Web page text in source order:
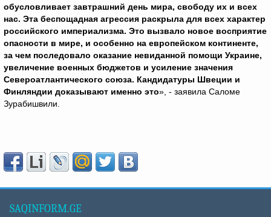
обусловливает завтрашний день мира, свободу их и всех
нас. Эта беспощадная агрессия раскрыла для всех характер
российского империализма. Это вызвало новое восприятие
опасности в мире, и особенно на европейском континенте,
за чем последовало оказание невиданной помощи Украине,
увеличение военных бюджетов и усиление значения
Североатлантического союза. Кандидатуры Швеции и
Финляндии доказывают именно это», - заявила Саломе
Зурабишвили.
SAQINFORM.GE